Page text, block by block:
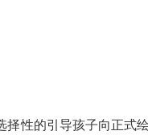
性的引导孩子向正式